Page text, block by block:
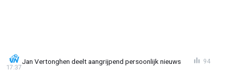
Jan Vertonghen deelt aangrijpend persoonlijk nieuws
17:37
94